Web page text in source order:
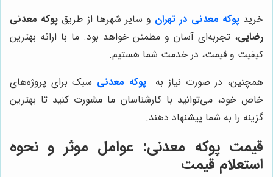
خریدپوکه معدنی در تهران و سایر شهرها از طریق پوکه معدنی
رضایی، تجربه‌ای آسان و مطمئن خواهد بود. ما با ارائه بهترین
کیفیت و قیمت، در خدمت شما هستیم.
همچنین، در صورت نیاز به
پوکه معدنی سبک برای پروژه‌های
خاص خود، می‌توانید با کارشناسان ما مشورت کنید تا بهترین
گزینه را به شما پیشنهاد دهند.
قیمت پوکه معدنی: عوامل موثر و نحوه
استعلام قیمت